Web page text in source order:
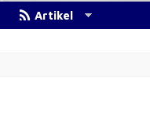
Artikel